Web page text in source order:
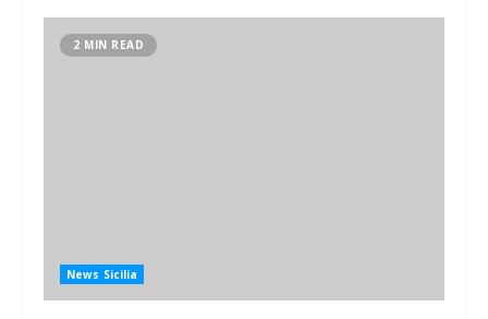
2 MIN READ
News Sicilia